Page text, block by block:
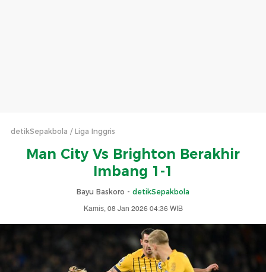
detikSepakbola Liga Inggris
Man City Vs Brighton Berakhir
Imbang 1-1
Bayu Baskoro - detikSepakbola
Kamis, 08 Jan 2026 04:36 WIB